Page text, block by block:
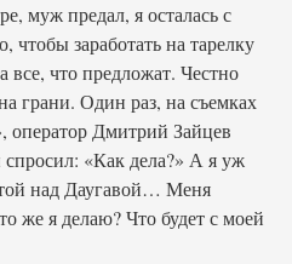
муж предал, я осталась с
чтобы заработать на тарелку
все, что предложат. Честно
грани. Один раз, на съемках
оператор Дмитрий Зайцев
спросил: «Как дела?» А я уж
над Даугавой… Меня
же я делаю? Что будет с моей